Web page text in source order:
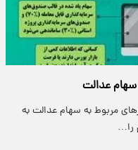
سهام عدالت
مربوط به سهام عدالت به
را…